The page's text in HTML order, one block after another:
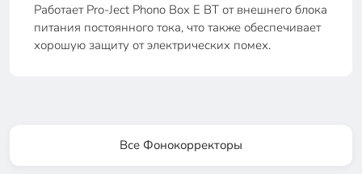
Работает Pro-Ject Phono Box E BT от внешнего блока
питания постоянного тока, что также обеспечивает
хорошую защиту от электрических помех.
Все Фонокорректоры